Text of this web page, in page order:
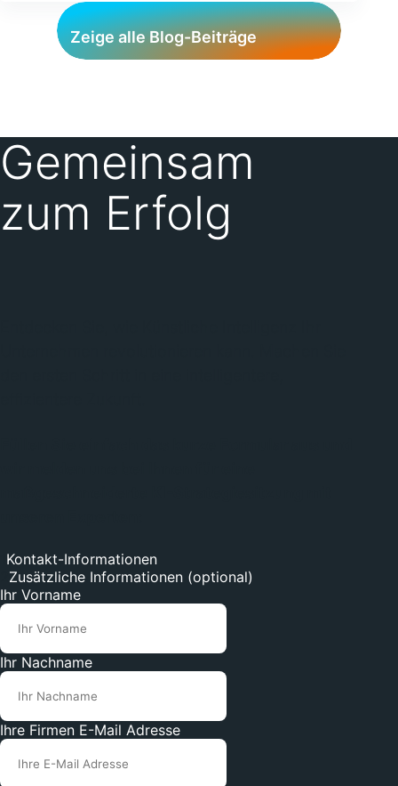
Zeige alle Blog-Beiträge
Gemein­sam
zum Erfolg
Kontakt-Informationen
Zusätzliche Informationen (optional)
Ihr Vorname
Ihr Nachname
Ihre Firmen E-Mail Adresse